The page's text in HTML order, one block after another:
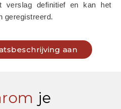
verslag definitief en kan het
geregistreerd.
aan
je